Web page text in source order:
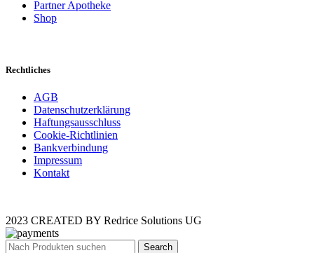
Partner Apotheke
Shop
Rechtliches
AGB
Datenschutzerklärung
Haftungsausschluss
Cookie-Richtlinien
Bankverbindung
Impressum
Kontakt
2023 CREATED BY Redrice Solutions UG
Search